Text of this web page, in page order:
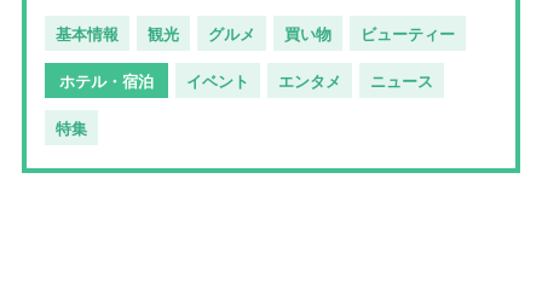
基本情報 観光 グルメ 買い物 ビューティー
ホテル・宿泊 イベント エンタメ ニュース
特集